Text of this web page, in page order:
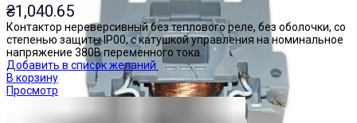
₴1,040.65
Контактор нереверсивный без теплового реле, без оболочки, со
степенью защиты IP00, с катушкой управления на номинальное
напряжение 380В переменного тока.
Добавить в список желаний
В корзину
Просмотр